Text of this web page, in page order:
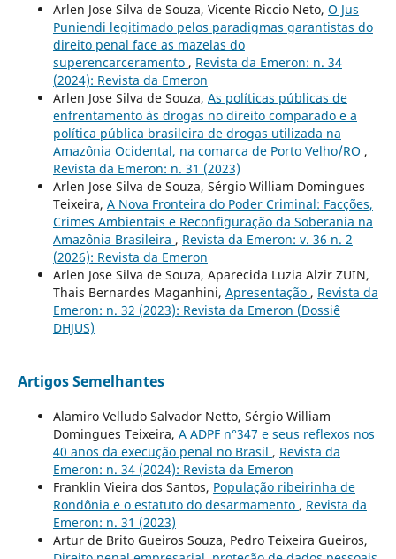
Arlen Jose Silva de Souza, Vicente Riccio Neto, O Jus
Puniendi legitimado pelos paradigmas garantistas do
direito penal face as mazelas do
superencarceramento , Revista da Emeron: n. 34
(2024): Revista da Emeron
Arlen Jose Silva de Souza, As políticas públicas de
enfrentamento às drogas no direito comparado e a
política pública brasileira de drogas utilizada na
Amazônia Ocidental, na comarca de Porto Velho/RO ,
Revista da Emeron: n. 31 (2023)
Arlen Jose Silva de Souza, Sérgio William Domingues
Teixeira, A Nova Fronteira do Poder Criminal: Facções,
Crimes Ambientais e Reconfiguração da Soberania na
Amazônia Brasileira , Revista da Emeron: v. 36 n. 2
(2026): Revista da Emeron
Arlen Jose Silva de Souza, Aparecida Luzia Alzir ZUIN,
Thais Bernardes Maganhini, Apresentação , Revista da
Emeron: n. 32 (2023): Revista da Emeron (Dossiê
DHJUS)
Artigos Semelhantes
Alamiro Velludo Salvador Netto, Sérgio William
Domingues Teixeira, A ADPF n°347 e seus reflexos nos
40 anos da execução penal no Brasil , Revista da
Emeron: n. 34 (2024): Revista da Emeron
Franklin Vieira dos Santos, População ribeirinha de
Rondônia e o estatuto do desarmamento , Revista da
Emeron: n. 31 (2023)
Artur de Brito Gueiros Souza, Pedro Teixeira Gueiros,